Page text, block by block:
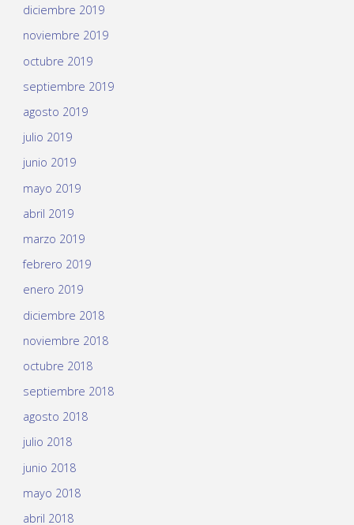
diciembre 2019
noviembre 2019
octubre 2019
septiembre 2019
agosto 2019
julio 2019
junio 2019
mayo 2019
abril 2019
marzo 2019
febrero 2019
enero 2019
diciembre 2018
noviembre 2018
octubre 2018
septiembre 2018
agosto 2018
julio 2018
junio 2018
mayo 2018
abril 2018